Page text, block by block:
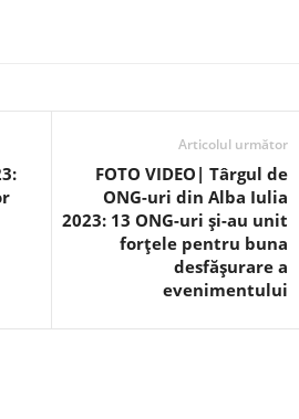
Articolul următor
FOTO VIDEO| Târgul de
ONG-uri din Alba Iulia
2023: 13 ONG-uri și-au unit
forțele pentru buna
desfășurare a
evenimentului